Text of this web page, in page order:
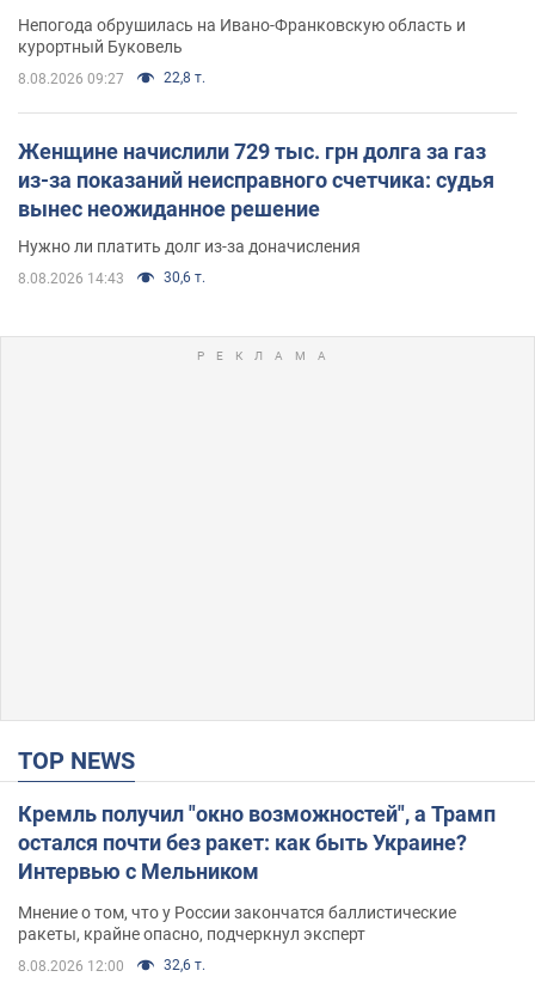
Непогода обрушилась на Ивано-Франковскую область и
курортный Буковель
8.08.2026 09:27 22,8 т.
Женщине начислили 729 тыс. грн долга за газ
из-за показаний неисправного счетчика: судья
вынес неожиданное решение
Нужно ли платить долг из-за доначисления
8.08.2026 14:43 30,6 т.
TOP NEWS
Кремль получил "окно возможностей", а Трамп
остался почти без ракет: как быть Украине?
Интервью с Мельником
Мнение о том, что у России закончатся баллистические
ракеты, крайне опасно, подчеркнул эксперт
8.08.2026 12:00 32,6 т.